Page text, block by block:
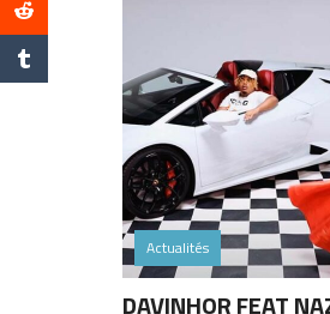
Actualités
DAVINHOR FEAT